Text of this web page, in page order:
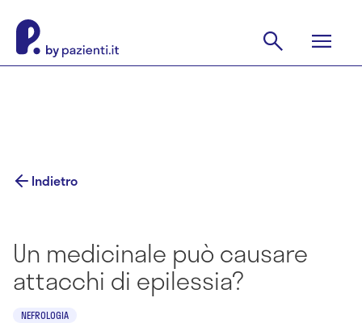
Indietro
Un medicinale può causare
attacchi di epilessia?
NEFROLOGIA